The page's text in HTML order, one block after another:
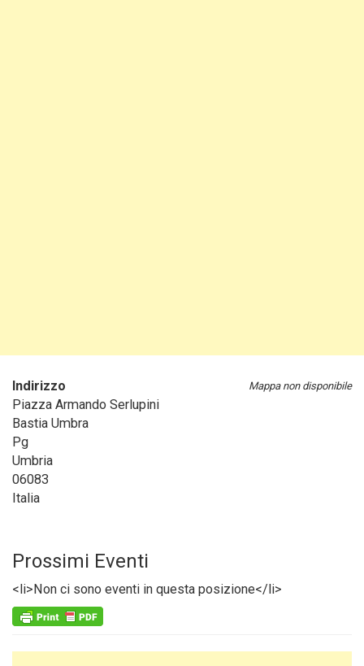
Mappa non disponibile
Indirizzo
Piazza Armando Serlupini
Bastia Umbra
Pg
Umbria
06083
Italia
Prossimi Eventi
<li>Non ci sono eventi in questa posizione</li>